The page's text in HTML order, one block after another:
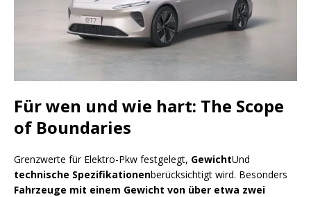
Für wen und wie hart: The Scope
of Boundaries
Grenzwerte für Elektro-Pkw festgelegt, GewichtUnd
technische Spezifikationenberücksichtigt wird. Besonders
Fahrzeuge mit einem Gewicht von über etwa zwei